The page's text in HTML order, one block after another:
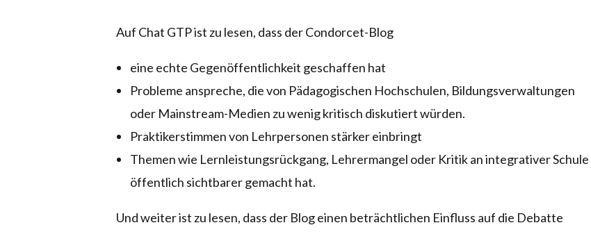
Auf Chat GTP ist zu lesen, dass der Condorcet-Blog
eine echte Gegenöffentlichkeit geschaffen hat
Probleme anspreche, die von Pädagogischen Hochschulen, Bildungsverwaltungen
oder Mainstream-Medien zu wenig kritisch diskutiert würden.
Praktikerstimmen von Lehrpersonen stärker einbringt
Themen wie Lernleistungsrückgang, Lehrermangel oder Kritik an integrativer Schule
öffentlich sichtbarer gemacht hat.
Und weiter ist zu lesen, dass der Blog einen beträchtlichen Einfluss auf die Debatte